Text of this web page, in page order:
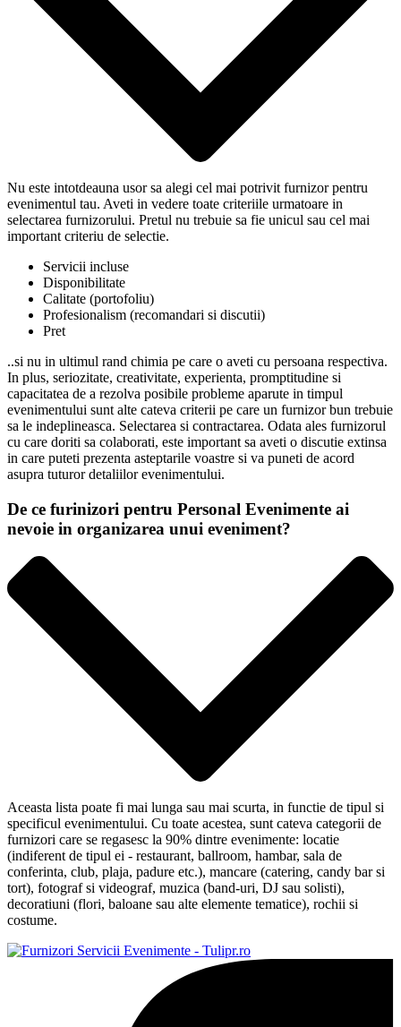
Nu este intotdeauna usor sa alegi cel mai potrivit furnizor pentru
evenimentul tau. Aveti in vedere toate criteriile urmatoare in
selectarea furnizorului. Pretul nu trebuie sa fie unicul sau cel mai
important criteriu de selectie.
Servicii incluse
Disponibilitate
Calitate (portofoliu)
Profesionalism (recomandari si discutii)
Pret
..si nu in ultimul rand chimia pe care o aveti cu persoana respectiva.
In plus, seriozitate, creativitate, experienta, promptitudine si
capacitatea de a rezolva posibile probleme aparute in timpul
evenimentului sunt alte cateva criterii pe care un furnizor bun trebuie
sa le indeplineasca. Selectarea si contractarea. Odata ales furnizorul
cu care doriti sa colaborati, este important sa aveti o discutie extinsa
in care puteti prezenta asteptarile voastre si va puneti de acord
asupra tuturor detaliilor evenimentului.
De ce furinizori pentru Personal Evenimente ai
nevoie in organizarea unui eveniment?
Aceasta lista poate fi mai lunga sau mai scurta, in functie de tipul si
specificul evenimentului. Cu toate acestea, sunt cateva categorii de
furnizori care se regasesc la 90% dintre evenimente: locatie
(indiferent de tipul ei - restaurant, ballroom, hambar, sala de
conferinta, club, plaja, padure etc.), mancare (catering, candy bar si
tort), fotograf si videograf, muzica (band-uri, DJ sau solisti),
decoratiuni (flori, baloane sau alte elemente tematice), rochii si
costume.